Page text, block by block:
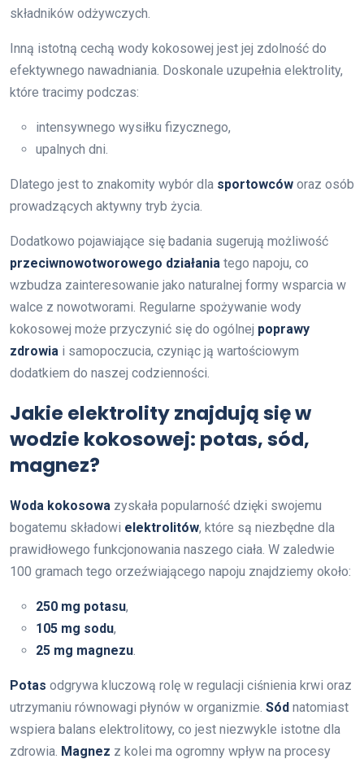
składników odżywczych.
Inną istotną cechą wody kokosowej jest jej zdolność do
efektywnego nawadniania. Doskonale uzupełnia elektrolity,
które tracimy podczas:
intensywnego wysiłku fizycznego,
upalnych dni.
Dlatego jest to znakomity wybór dla sportowców oraz osób
prowadzących aktywny tryb życia.
Dodatkowo pojawiające się badania sugerują możliwość
przeciwnowotworowego działania tego napoju, co
wzbudza zainteresowanie jako naturalnej formy wsparcia w
walce z nowotworami. Regularne spożywanie wody
kokosowej może przyczynić się do ogólnej poprawy
zdrowia i samopoczucia, czyniąc ją wartościowym
dodatkiem do naszej codzienności.
Jakie elektrolity znajdują się w
wodzie kokosowej: potas, sód,
magnez?
Woda kokosowa zyskała popularność dzięki swojemu
bogatemu składowi elektrolitów, które są niezbędne dla
prawidłowego funkcjonowania naszego ciała. W zaledwie
100 gramach tego orzeźwiającego napoju znajdziemy około:
250 mg potasu,
105 mg sodu,
25 mg magnezu
Potas odgrywa kluczową rolę w regulacji ciśnienia krwi oraz
utrzymaniu równowagi płynów w organizmie. Sód natomiast
wspiera balans elektrolitowy, co jest niezwykle istotne dla
zdrowia. Magnez z kolei ma ogromny wpływ na procesy